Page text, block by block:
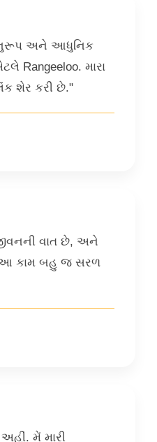
અને આધુનિક
Rangeeloo. મારા
શેર કરી છે."
વાત છે, અને
આ કામ બહુ જ સરળ
મેં મારી